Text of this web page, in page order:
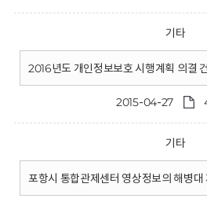
기타
2016년도 개인정보보호 시행계획 의결 건
2015-04-27
기타
포항시 통합관제센터 영상정보의 해병대